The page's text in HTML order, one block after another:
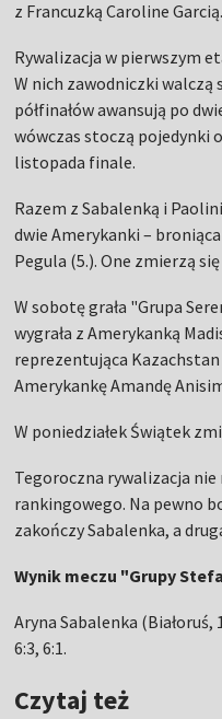
z Francuzką Caroline Garcią.
Rywalizacja w pierwszym
W nich zawodniczki walczą
półfinałów awansują po
wówczas stoczą pojedynki
listopada finale.
Razem z Sabalenką i
dwie Amerykanki –
Pegula (5.). One zmierzą
W sobotę grała "Grupa
wygrała z Amerykanką
reprezentująca
Amerykankę Amandę
W poniedziałek Świątek
Tegoroczna rywalizacja
rankingowego. Na pewno
zakończy Sabalenka, a
Wynik meczu "Grupy
Aryna Sabalenka (Białoruś,
6:3, 6:1.
Czytaj też